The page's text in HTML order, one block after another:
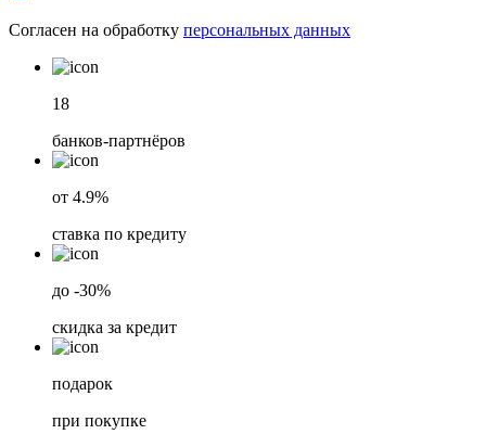
Согласен на обработку персональных данных
18
банков-партнёров
от 4.9%
ставка по кредиту
до -30%
скидка за кредит
подарок
при покупке